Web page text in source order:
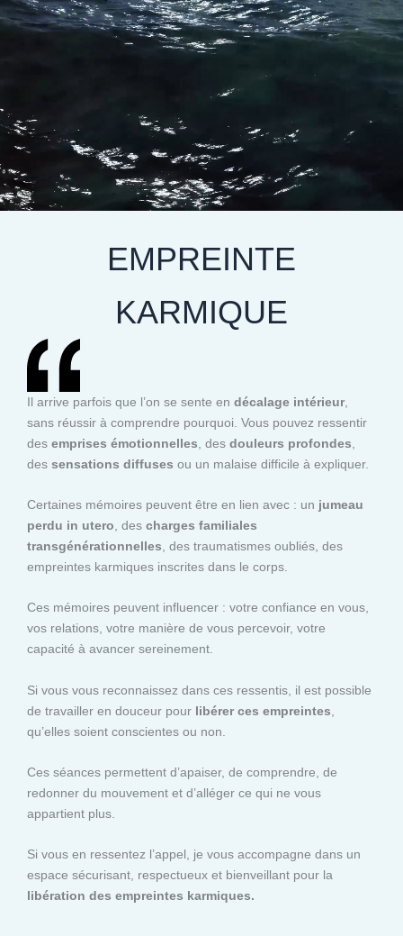
EMPREINTE
KARMIQUE
Il arrive parfois que l’on se sente en décalage intérieur,
sans réussir à comprendre pourquoi. Vous pouvez ressentir
des emprises émotionnelles , des douleurs profondes
des sensations diffuses ou un malaise difficile à expliquer.
Certaines mémoires peuvent être en lien avec : un jumeau
perdu in utero , des charges familiales
transgénérationnelles , des traumatismes oubliés, des
empreintes karmiques inscrites dans le corps.
Ces mémoires peuvent influencer : votre confiance en vous,
vos relations, votre manière de vous percevoir, votre
capacité à avancer sereinement.
Si vous vous reconnaissez dans ces ressentis, il est possible
de travailler en douceur pour libérer ces empreintes
qu’elles soient conscientes ou non.
Ces séances permettent d’apaiser, de comprendre, de
redonner du mouvement et d’alléger ce qui ne vous
appartient plus.
Si vous en ressentez l’appel, je vous accompagne dans un
espace sécurisant, respectueux et bienveillant pour la
libération des empreintes karmiques.